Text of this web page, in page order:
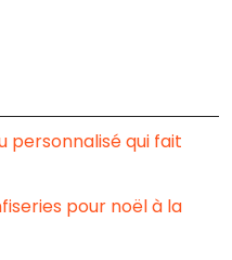
personnalisé qui fait
pour noël à la